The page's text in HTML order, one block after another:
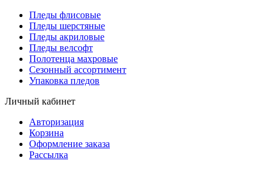
Пледы флисовые
Пледы шерстяные
Пледы акриловые
Пледы велсофт
Полотенца махровые
Сезонный ассортимент
Упаковка пледов
Личный кабинет
Авторизация
Корзина
Оформление заказа
Рассылка